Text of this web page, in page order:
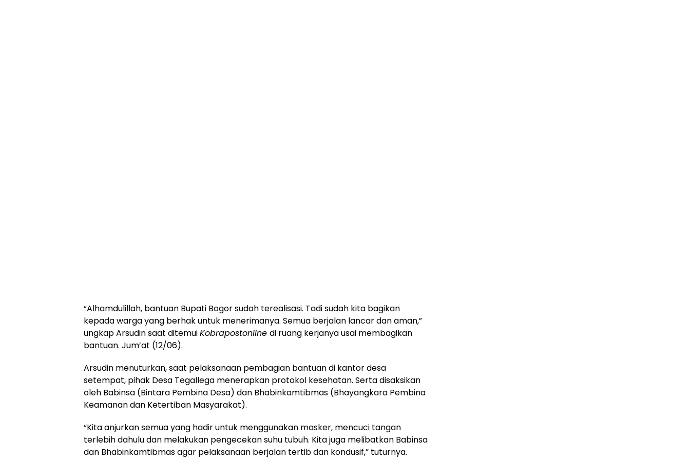
“Alhamdulillah, bantuan Bupati Bogor sudah terealisasi. Tadi sudah kita bagikan
kepada warga yang berhak untuk menerimanya. Semua berjalan lancar dan aman,”
ungkap Arsudin saat ditemuiKobrapostonline di ruang kerjanya usai membagikan
bantuan. Jum’at (12/06).
Arsudin menuturkan, saat pelaksanaan pembagian bantuan di kantor desa
setempat, pihak Desa Tegallega menerapkan protokol kesehatan. Serta disaksikan
oleh Babinsa (Bintara Pembina Desa) dan Bhabinkamtibmas (Bhayangkara Pembina
Keamanan dan Ketertiban Masyarakat).
“Kita anjurkan semua yang hadir untuk menggunakan masker, mencuci tangan
terlebih dahulu dan melakukan pengecekan suhu tubuh. Kita juga melibatkan Babinsa
dan Bhabinkamtibmas agar pelaksanaan berjalan tertib dan kondusif,” tuturnya.